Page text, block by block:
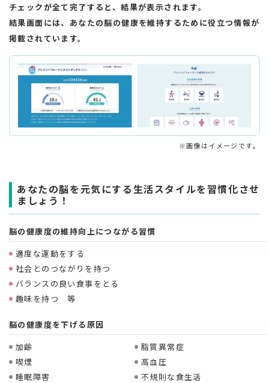
チェックが全て完了すると、結果が表示されます。
結果画面には、あなたの脳の健康を維持するために役立つ情報が
掲載されています。
※画像はイメージです。
あなたの脳を元気にする生活スタイルを習慣化させ
ましょう！
脳の健康度の維持向上につながる習慣
適度な運動をする
社会とのつながりを持つ
バランスの良い食事をとる
趣味を持つ 等
脳の健康度を下げる原因
加齢
脂質異常症
喫煙
高血圧
睡眠障害
不規則な食生活